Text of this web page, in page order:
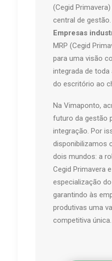
(Cegid
central de gestão.
Empresas
MRP (Cegid
para uma visão
integrada de toda
do escritório ao
Na Vimaponto,
futuro da gestão
integração. Por
disponibilizamos
dois mundos: a
Cegid Primavera
especialização do
garantindo às
produtivas uma
competitiva única.